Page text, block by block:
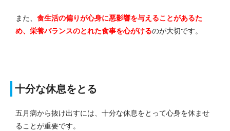
また、 食生活の偏りが心身に悪影響を与えることがあるた
め、栄養バランスのとれた食事を心がけるのが大切です。
十分な休息をとる
五月病から抜け出すには、十分な休息をとって心身を休ませ
ることが重要です。